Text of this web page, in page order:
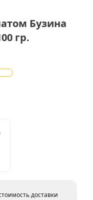
Бузина
гр.
доставки